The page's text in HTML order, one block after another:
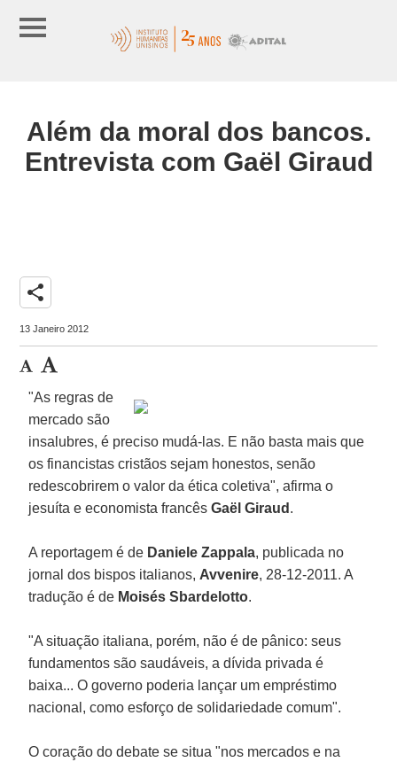
Além da moral dos bancos.
Entrevista com Gaël Giraud
share
13 Janeiro 2012
"As regras de
mercado são
insalubres, é preciso mudá-las. E não basta mais que
os financistas cristãos sejam honestos, senão
redescobrirem o valor da ética coletiva", afirma o
jesuíta e economista francêsGaël Giraud .
A reportagem é de Daniele Zappala, publicada no
jornal dos bispos italianos, Avvenire, 28-12-2011. A
tradução é de Moisés Sbardelotto.
"A situação italiana, porém, não é de pânico: seus
fundamentos são saudáveis, a dívida privada é
baixa... O governo poderia lançar um empréstimo
nacional, como esforço de solidariedade comum".
O coração do debate se situa "nos mercados e na